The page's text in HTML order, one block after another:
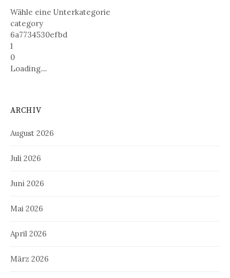
Wähle eine Unterkategorie
category
6a7734530efbd
1
0
Loading....
ARCHIV
August 2026
Juli 2026
Juni 2026
Mai 2026
April 2026
März 2026